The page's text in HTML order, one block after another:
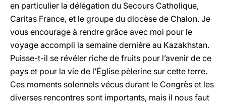
en particulier la délégation du Secours Catholique,
Caritas France, et le groupe du diocèse de Chalon. Je
vous encourage à rendre grâce avec moi pour le
voyage accompli la semaine dernière au Kazakhstan.
Puisse-t-il se révéler riche de fruits pour l’avenir de ce
pays et pour la vie de l’Église pèlerine sur cette terre.
Ces moments solennels vécus durant le Congrès et les
diverses rencontres sont importants, mais il nous faut